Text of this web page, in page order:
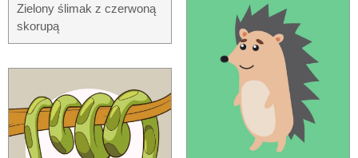
Zielony ślimak z czerwoną
skorupą